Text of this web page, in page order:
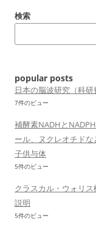
ゲ
ン
検索
popular posts
日本の脳波研究（科研
7件のビュー
補酵素NADHと
ール、ヌクレオチド
子供与体
5件のビュー
クラスカル・ウォリ
説明
5件のビュー